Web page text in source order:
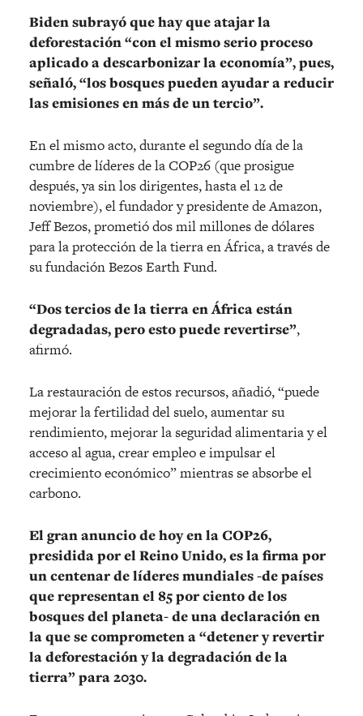
Biden subrayó que hay que atajar la
deforestación “con el mismo serio proceso
aplicado a descarbonizar la economía”, pues,
señaló, “los bosques pueden ayudar a reducir
las emisiones en más de un tercio”.
En el mismo acto, durante el segundo día de la
cumbre de líderes de la COP26 (que prosigue
después, ya sin los dirigentes, hasta el 12 de
noviembre), el fundador y presidente de Amazon,
Jeff Bezos, prometió dos mil millones de dólares
para la protección de la tierra en África, a través de
su fundación Bezos Earth Fund.
“Dos tercios de la tierra en África están
degradadas, pero esto puede revertirse”,
afirmó.
La restauración de estos recursos, añadió, “puede
mejorar la fertilidad del suelo, aumentar su
rendimiento, mejorar la seguridad alimentaria y el
acceso al agua, crear empleo e impulsar el
crecimiento económico” mientras se absorbe el
carbono.
El gran anuncio de hoy en la COP26,
presidida por el Reino Unido, es la firma por
un centenar de líderes mundiales -de países
que representan el 85 por ciento de los
bosques del planeta- de una declaración en
la que se comprometen a “detener y revertir
la deforestación y la degradación de la
tierra” para 2030.